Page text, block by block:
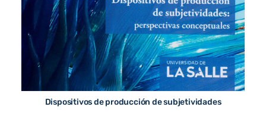
Dispositivos de producción de subjetividades